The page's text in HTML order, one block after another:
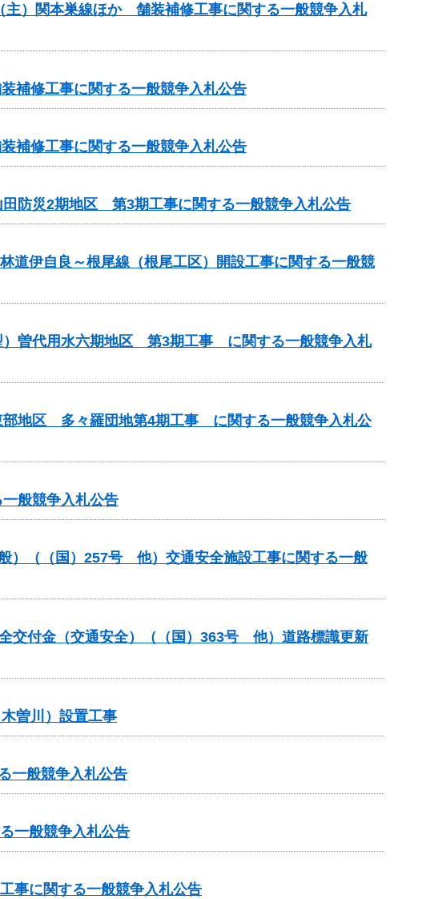
）関本巣線ほか 舗装補修工事に関する一般競争入札
補修工事に関する一般競争入札公告
補修工事に関する一般競争入札公告
防災2期地区 第3期工事に関する一般競争入札公告
道伊自良～根尾線（根尾工区）開設工事に関する一般競
）曽代用水六期地区 第3期工事 に関する一般競争入札
部地区 多々羅団地第4期工事 に関する一般競争入札公
般競争入札公告
）（（国）257号 他）交通安全施設工事に関する一般
交付金（交通安全）（（国）363号 他）道路標識更新
曽川）設置工事
一般競争入札公告
一般競争入札公告
に関する一般競争入札公告